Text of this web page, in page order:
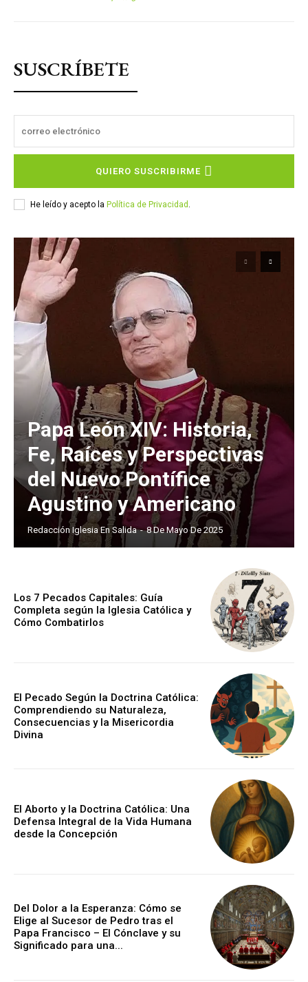
QUIERO SUSCRIBIRME
Papa León XIV: Historia,
Fe, Raíces y Perspectivas
del Nuevo Pontífice
Agustino y Americano
Redacción Iglesia En Salida - 8 De Mayo De 2025
Cómo Combatirlos
Consecuencias y la Misericordia
Divina
desde la Concepción
Papa Francisco – El Cónclave y su
Significado para una...